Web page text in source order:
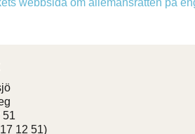
webbsida om allemansrätten på
51
12 51)